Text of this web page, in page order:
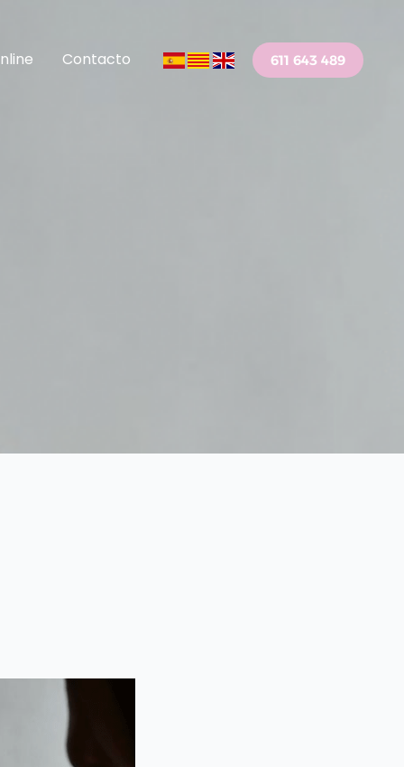
Contacto 611 643 489